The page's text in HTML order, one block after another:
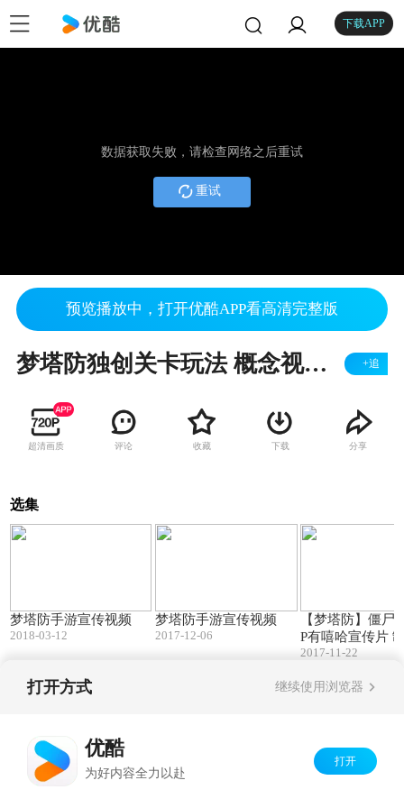
下载APP
数据获取失败，请检查网络之后重试
重试
预览播放中，打开优酷APP看高清完整版
梦塔防独创关卡玩法 概念视频首曝 +追
超清画质 评论 收藏 下载 分享
选集
梦塔防手游宣传视频
2018-03-12
梦塔防手游宣传视频
2017-12-06
【梦塔防】僵尸
P有嘻哈宣传片
菜菜free style！
2017-11-22
打开方式 继续使用浏览器
优酷
为好内容全力以赴
打开